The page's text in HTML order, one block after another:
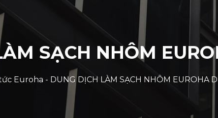
SẠCH NHÔM
Euroha - DUNG DỊCH LÀM SẠCH NHÔM EUROHA